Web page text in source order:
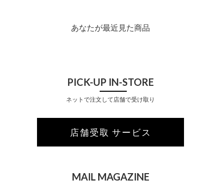
あなたが最近見た商品
PICK-UP IN-STORE
ネットで注文して店舗で受け取り
店舗受取 サービス
MAIL MAGAZINE